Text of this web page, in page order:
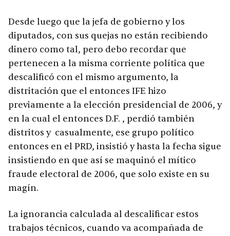
Desde luego que la jefa de gobierno y los
diputados, con sus quejas no están recibiendo
dinero como tal, pero debo recordar que
pertenecen a la misma corriente política que
descalificó con el mismo argumento, la
distritación que el entonces IFE hizo
previamente a la elección presidencial de 2006, y
en la cual el entonces D.F. , perdió también
distritos y casualmente, ese grupo político
entonces en el PRD, insistió y hasta la fecha sigue
insistiendo en que así se maquinó el mítico
fraude electoral de 2006, que solo existe en su
magín.
La ignorancia calculada al descalificar estos
trabajos técnicos, cuando va acompañada de